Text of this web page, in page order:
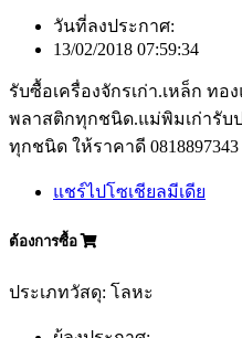
วันที่ลงประกาศ:
13/02/2018 07:59:34
รับซื้อเครื่องจักรเก่า.เหล็ก ทอ
พลาสติกทุกชนิด.แม่พิมเก่ารับ
ทุกชนิด ให้ราคาดี 0818897343
แชร์ไปโซเชียลมีเดีย
ต้องการซื้อ
ประเภทวัสดุ: โลหะ